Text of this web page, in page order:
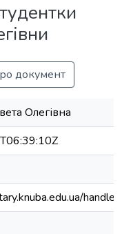
документ
Олегівна